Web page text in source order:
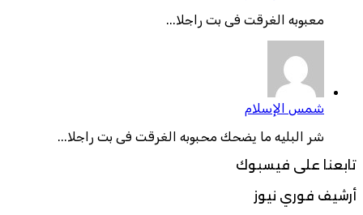
معبوبه الغرقت فى بت راجلا...
شمس الإسلام
شر البليه ما يضحك محبوبه الغرقت فى بت راجلا...
تابعنا على فيسبوك
أرشيف فوري نيوز